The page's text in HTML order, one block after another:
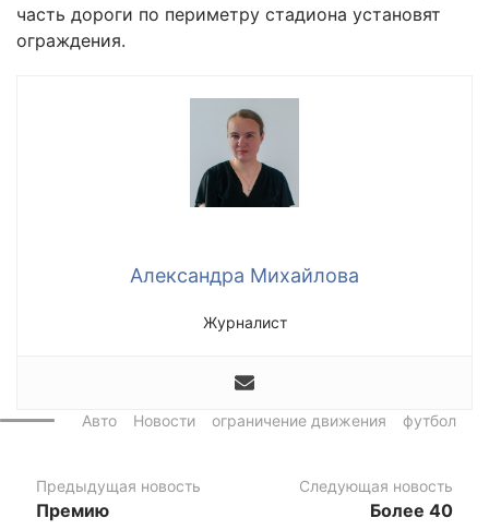
часть дороги по периметру стадиона установят
ограждения.
Александра Михайлова
Журналист
Авто Новости ограничение движения футбол
Предыдущая новость
Премию
Следующая новость
Более 40